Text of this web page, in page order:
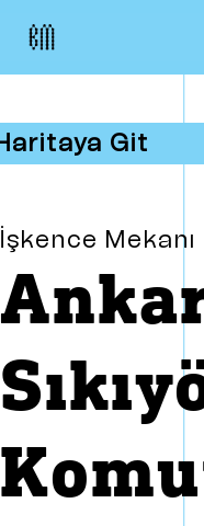
Skip
content Git
İşkence Mekanı